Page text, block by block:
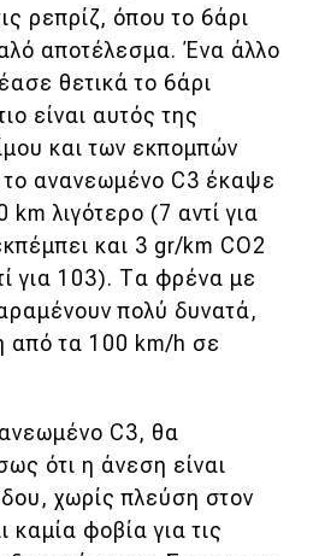
ρεπρίζ, όπου το 6άρι
αποτέλεσμα. Ένα άλλο
θετικά το 6άρι
είναι αυτός της
και των εκπομπών
το ανανεωμένο C3 έκαψε
λιγότερο (7 αντί για
και 3 gr/km CO2
για 103). Τα φρένα με
πολύ δυνατά,
από τα 100 km/h σε
C3, θα
ότι η άνεση είναι
χωρίς πλεύση στον
καμία φοβία για τις